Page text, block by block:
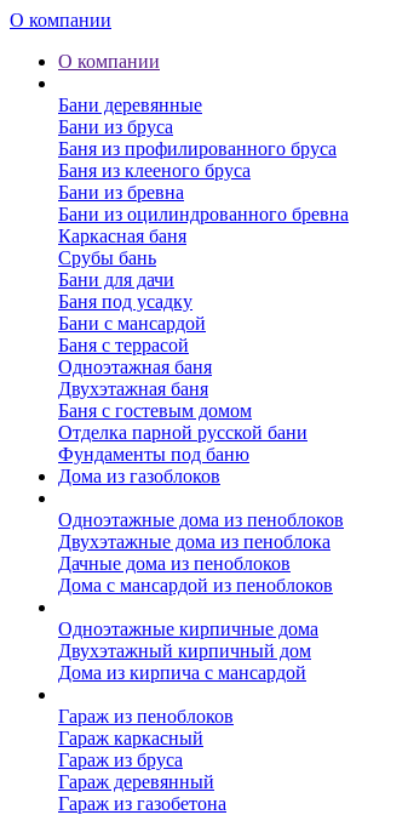
О компании
О компании
Бани деревянные
Бани из бруса
Баня из профилированного бруса
Баня из клееного бруса
Бани из бревна
Бани из оцилиндрованного бревна
Каркасная баня
Срубы бань
Бани для дачи
Баня под усадку
Бани с мансардой
Баня с террасой
Одноэтажная баня
Двухэтажная баня
Баня с гостевым домом
Отделка парной русской бани
Фундаменты под баню
Дома из газоблоков
Одноэтажные дома из пеноблоков
Двухэтажные дома из пеноблока
Дачные дома из пеноблоков
Дома с мансардой из пеноблоков
Одноэтажные кирпичные дома
Двухэтажный кирпичный дом
Дома из кирпича с мансардой
Гараж из пеноблоков
Гараж каркасный
Гараж из бруса
Гараж деревянный
Гараж из газобетона